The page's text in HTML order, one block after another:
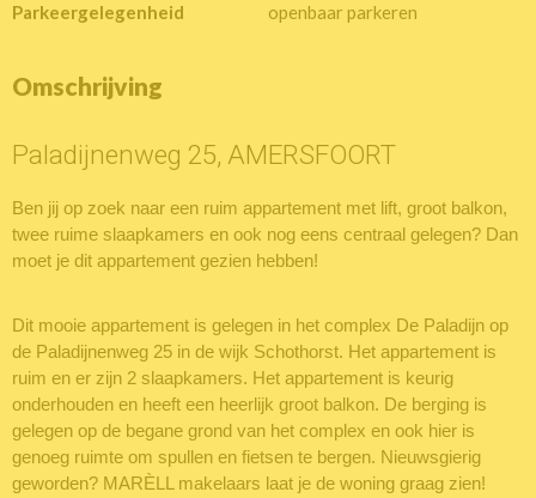
Parkeergelegenheid openbaar parkeren
Omschrijving
Paladijnenweg 25, AMERSFOORT
Ben jij op zoek naar een ruim appartement met lift, groot balkon,
twee ruime slaapkamers en ook nog eens centraal gelegen? Dan
moet je dit appartement gezien hebben!
Dit mooie appartement is gelegen in het complex De Paladijn op
de Paladijnenweg 25 in de wijk Schothorst. Het appartement is
ruim en er zijn 2 slaapkamers. Het appartement is keurig
onderhouden en heeft een heerlijk groot balkon. De berging is
gelegen op de begane grond van het complex en ook hier is
genoeg ruimte om spullen en fietsen te bergen. Nieuwsgierig
geworden? MARÈLL makelaars laat je de woning graag zien!